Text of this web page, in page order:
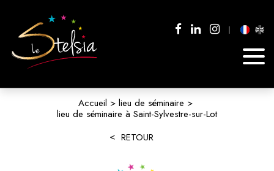
Accueil
lieu de séminaire
lieu de séminaire à Saint-Sylvestre-sur-Lot
RETOUR